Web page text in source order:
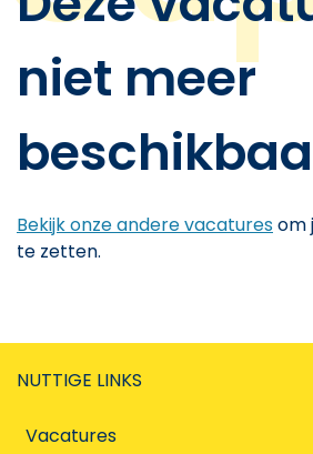
niet meer
Bekijk onze andere vacaturesom
te zetten.
NUTTIGE LINKS
Vacatures